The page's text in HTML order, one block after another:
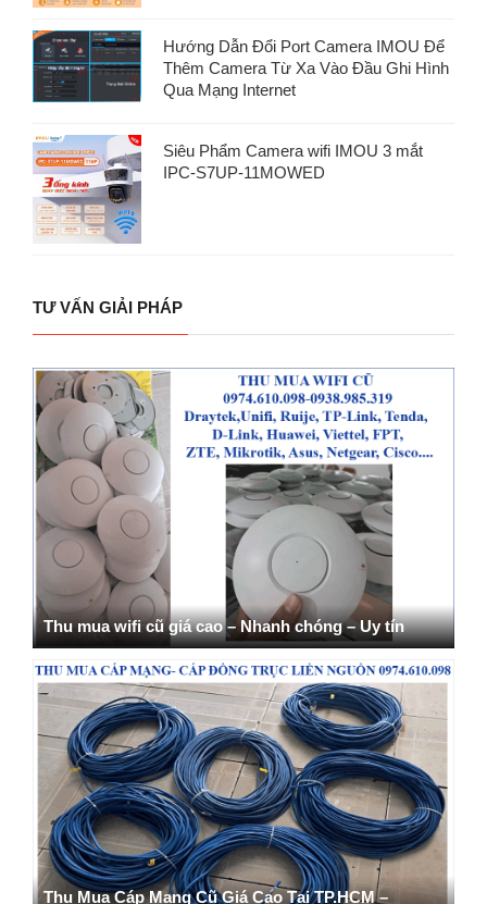
Hướng Dẫn Đổi Port Camera IMOU Để
Thêm Camera Từ Xa Vào Đầu Ghi Hình
Qua Mạng Internet
Siêu Phẩm Camera wifi IMOU 3 mắt
IPC-S7UP-11MOWED
TƯ VẤN GIẢI PHÁP
Thu mua wifi cũ giá cao – Nhanh chóng – Uy tín
Thu Mua Cáp Mạng Cũ Giá Cao Tại TP.HCM –